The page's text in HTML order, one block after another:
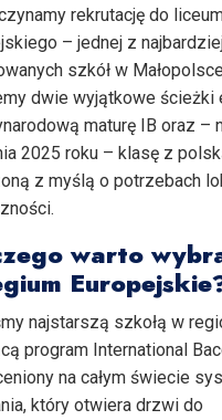
rekrutację do
– jednej z
szkół w
dwie wyjątkowe ścieżki
maturę IB oraz –
2025 roku – klasę z
z myślą o potrzebach
warto
najstarszą szkołą w
program International
na całym świecie
który otwiera drzwi do